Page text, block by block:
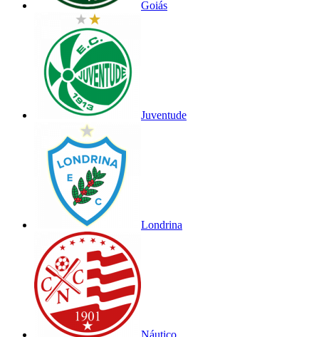
Goiás
Juventude
Londrina
Náutico